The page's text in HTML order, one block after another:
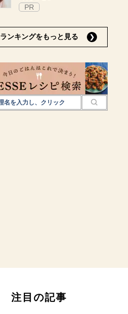
PR
ランキングをもっと見る
注目の記事